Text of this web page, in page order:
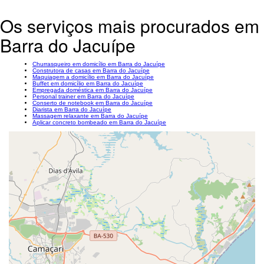
Os serviços mais procurados em
Barra do Jacuípe
Churrasqueiro em domicílio em Barra do Jacuípe
Construtora de casas em Barra do Jacuípe
Maquiagem a domicílio em Barra do Jacuípe
Buffet em domicílio em Barra do Jacuípe
Empregada doméstica em Barra do Jacuípe
Personal trainer em Barra do Jacuípe
Conserto de notebook em Barra do Jacuípe
Diarista em Barra do Jacuípe
Massagem relaxante em Barra do Jacuípe
Aplicar concreto bombeado em Barra do Jacuípe